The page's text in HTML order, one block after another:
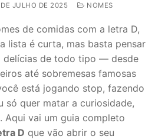
JULHO DE 2025 NOMES
de comidas com a letra D,
lista é curta, mas basta pensar
delícias de todo tipo — desde
até sobremesas famosas
está jogando stop, fazendo
só quer matar a curiosidade,
Aqui vai um guia completo
D que vão abrir o seu